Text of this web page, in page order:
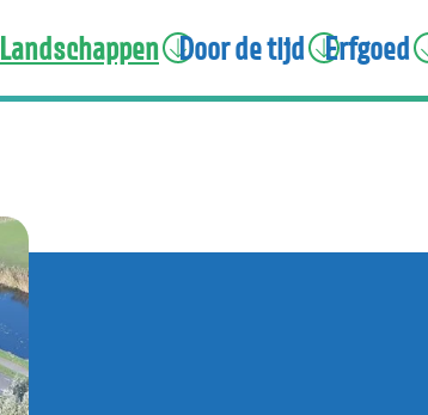
Landschappen Door de tijd Erfgoed